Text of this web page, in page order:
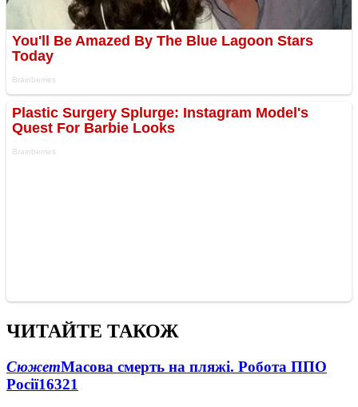
ЧИТАЙТЕ ТАКОЖ
СюжетМасова смерть на пляжі. Робота ППО
Росії16321